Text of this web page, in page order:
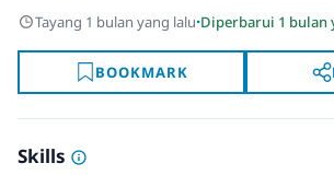
Tayang 1 bulan yang lalu·Diperbarui 1 bulan
BOOKMARK
Skills